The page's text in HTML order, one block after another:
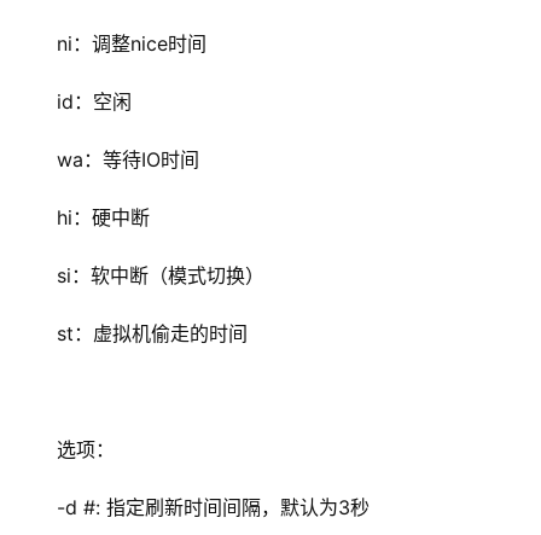
ni：调整nice时间
id：空闲
wa：等待IO时间
hi：硬中断
si：软中断（模式切换）
st：虚拟机偷走的时间
选项：
-d #: 指定刷新时间间隔，默认为3秒